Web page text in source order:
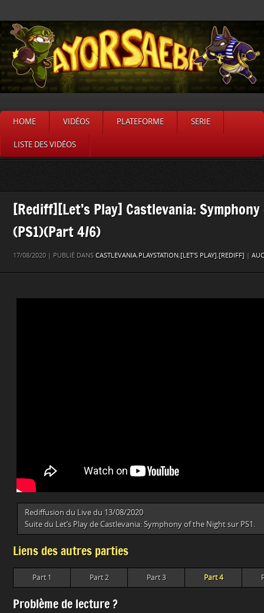
HOME VIDÉOS PLATEFORME SERIE
LISTE DES VIDÉOS
[Rediff][Let’s Play] Castlevania:
(PS1)(Part 4/6)
17/08/2020 | PUBLIÉ DANS CASTLEVANIA,PLAYSTATION,[LET'S PLAY],[REDIFF]
Rediffusion du Live du 13/08/2020
Suite du Let’s Play de Castlevania: Symphony of the Night sur PS1.
Liens des autres parties
Part 1 Part 2 Part 3 Part 4
Problème de lecture ?